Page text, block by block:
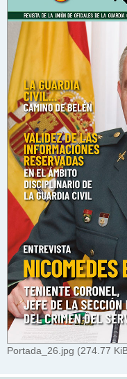
Portada_26.jpg (274.77